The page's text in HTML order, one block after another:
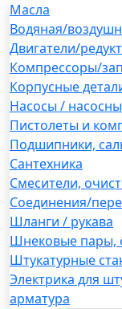
Масла
Водяная/
Двигатели/
Компрессоры/
Корпусные
Насосы /
Пистолеты и
Подшипники,
Сантехника
Смесители,
Соединения/
Шланги / рукава
Шнековые пары,
Штукатурные
Электрика для
арматура